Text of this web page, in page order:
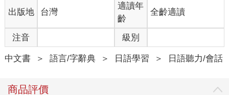
出版地 台灣
適讀年
齡
全齡適讀
注音 級別
中文書 ＞ 語言/字辭典 ＞ 日語學習 ＞ 日語聽力/會話
商品評價